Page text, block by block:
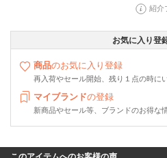
紹介
お気に入り登
商品のお気に入り登録
再入荷やセール開始、残り１点の時に
マイブランドの登録
新商品やセール等、ブランドのお得な